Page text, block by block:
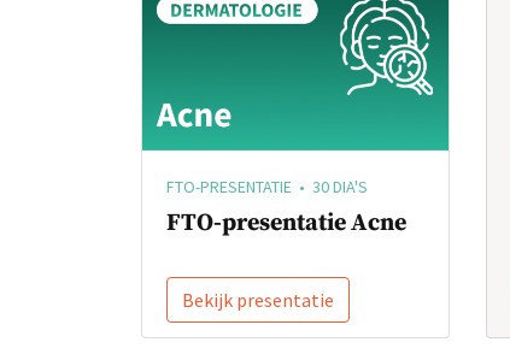
FTO-PRESENTATIE • 30 DIA'S
FTO-presentatie Acne
Bekijk presentatie